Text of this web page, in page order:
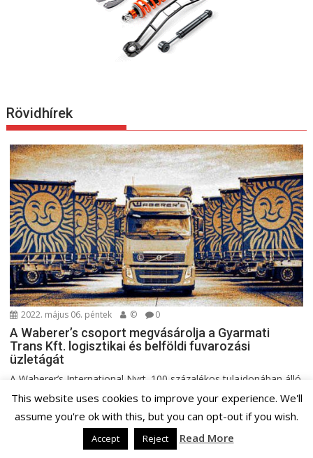
Rövidhírek
2022. május 06. péntek © 0
A Waberer’s csoport megvásárolja a Gyarmati
Trans Kft. logisztikai és belföldi fuvarozási
üzletágát
A Waberer’s International Nyrt. 100 százalékos tulajdonában álló
Waberer’s-Szemerey Kft. adásvételi szerződést kötött a
This website uses cookies to improve your experience. We'll
assume you're ok with this, but you can opt-out if you wish.
Accept Reject Read More